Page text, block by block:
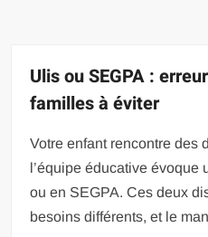
Ulis ou SEGPA :
familles à éviter
Votre enfant rencontre des
l’équipe éducative évoque
ou en SEGPA. Ces deux
besoins différents, et le